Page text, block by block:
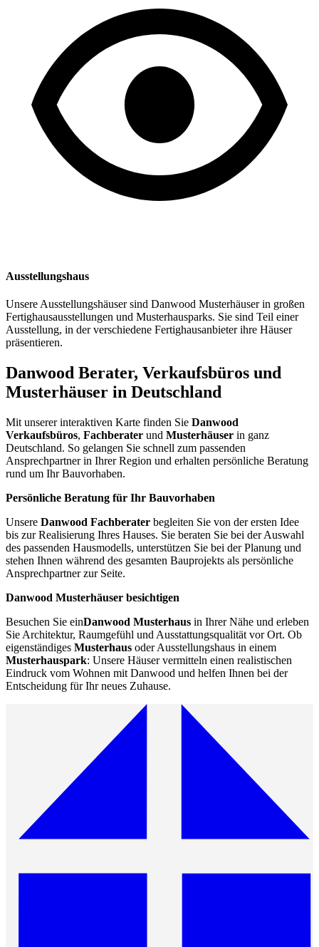
Ausstellungshaus
Unsere Ausstellungshäuser sind Danwood Musterhäuser in großen
Fertighausausstellungen und Musterhausparks. Sie sind Teil einer
Ausstellung, in der verschiedene Fertighausanbieter ihre Häuser
präsentieren.
Danwood Berater, Verkaufsbüros und
Musterhäuser in Deutschland
Mit unserer interaktiven Karte finden Sie Danwood
Verkaufsbüros, Fachberater und Musterhäuser in ganz
Deutschland. So gelangen Sie schnell zum passenden
Ansprechpartner in Ihrer Region und erhalten persönliche Beratung
rund um Ihr Bauvorhaben.
Persönliche Beratung für Ihr Bauvorhaben
Unsere Danwood Fachberater begleiten Sie von der ersten Idee
bis zur Realisierung Ihres Hauses. Sie beraten Sie bei der Auswahl
des passenden Hausmodells, unterstützen Sie bei der Planung und
stehen Ihnen während des gesamten Bauprojekts als persönliche
Ansprechpartner zur Seite.
Danwood Musterhäuser besichtigen
Besuchen Sie einDanwood Musterhaus in Ihrer Nähe und erleben
Sie Architektur, Raumgefühl und Ausstattungsqualität vor Ort. Ob
eigenständiges Musterhaus oder Ausstellungshaus in einem
Musterhauspark: Unsere Häuser vermitteln einen realistischen
Eindruck vom Wohnen mit Danwood und helfen Ihnen bei der
Entscheidung für Ihr neues Zuhause.